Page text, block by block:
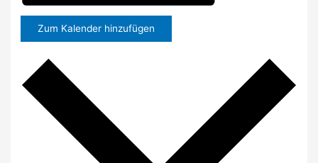
Zum Kalender hinzufügen